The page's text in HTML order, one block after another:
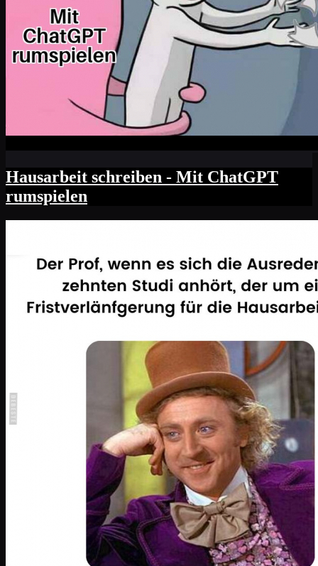
Hausarbeit schreiben - Mit ChatGPT
rumspielen